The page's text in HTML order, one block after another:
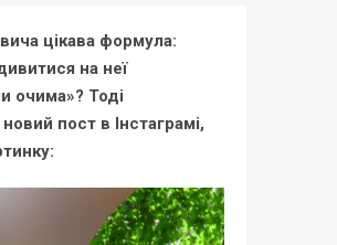
цікава формула:
на неї
очима»? Тоді
пост в Інстаграмі,